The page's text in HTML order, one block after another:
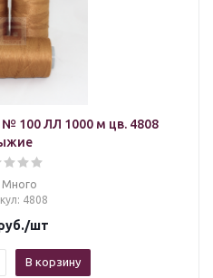
100 ЛЛ 1000 м цв. 4808
Много
: 4808
/шт
В корзину